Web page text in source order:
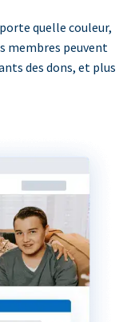
quelle couleur,
membres peuvent
des dons, et plus